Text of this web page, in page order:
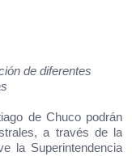
de diferentes
de Chuco podrán
a través de la
la Superintendencia